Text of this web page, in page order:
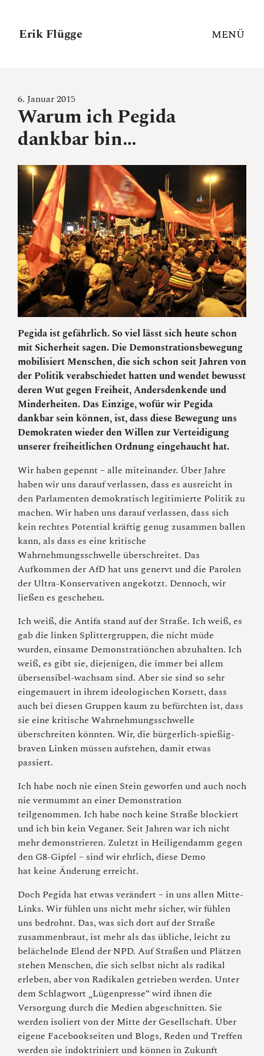
Erik Flügge MENÜ
6. Januar 2015
Warum ich Pegida
dankbar bin…
Pegida ist gefährlich. So viel lässt sich heute schon
mit Sicherheit sagen. Die Demonstrationsbewegung
mobilisiert Menschen, die sich schon seit Jahren von
der Politik verabschiedet hatten und wendet bewusst
deren Wut gegen Freiheit, Andersdenkende und
Minderheiten. Das Einzige, wofür wir Pegida
dankbar sein können, ist, dass diese Bewegung uns
Demokraten wieder den Willen zur Verteidigung
unserer freiheitlichen Ordnung eingehaucht hat.
Wir haben gepennt – alle miteinander. Über Jahre
haben wir uns darauf verlassen, dass es ausreicht in
den Parlamenten demokratisch legitimierte Politik zu
machen. Wir haben uns darauf verlassen, dass sich
kein rechtes Potential kräftig genug zusammen ballen
kann, als dass es eine kritische
Wahrnehmungsschwelle überschreitet. Das
Aufkommen der AfD hat uns genervt und die Parolen
der Ultra-Konservativen angekotzt. Dennoch, wir
ließen es geschehen.
Ich weiß, die Antifa stand auf der Straße. Ich weiß, es
gab die linken Splittergruppen, die nicht müde
wurden, einsame Demonstratiönchen abzuhalten. Ich
weiß, es gibt sie, diejenigen, die immer bei allem
übersensibel-wachsam sind. Aber sie sind so sehr
eingemauert in ihrem ideologischen Korsett, dass
auch bei diesen Gruppen kaum zu befürchten ist, dass
sie eine kritische Wahrnehmungsschwelle
überschreiten könnten. Wir, die bürgerlich-spießig-
braven Linken müssen aufstehen, damit etwas
passiert.
Ich habe noch nie einen Stein geworfen und auch noch
nie vermummt an einer Demonstration
teilgenommen. Ich habe noch keine Straße blockiert
und ich bin kein Veganer. Seit Jahren war ich nicht
mehr demonstrieren. Zuletzt in Heiligendamm gegen
den G8-Gipfel – sind wir ehrlich, diese Demo
hat keine Änderung erreicht.
Doch Pegida hat etwas verändert – in uns allen Mitte-
Links. Wir fühlen uns nicht mehr sicher, wir fühlen
uns bedrohnt. Das, was sich dort auf der Straße
zusammenbraut, ist mehr als das übliche, leicht zu
belächelnde Elend der NPD. Auf Straßen und Plätzen
stehen Menschen, die sich selbst nicht als radikal
erleben, aber von Radikalen getrieben werden. Unter
dem Schlagwort „Lügenpresse“ wird ihnen die
Versorgung durch die Medien abgeschnitten. Sie
werden isoliert von der Mitte der Gesellschaft. Über
eigene Facebookseiten und Blogs, Reden und Treffen
werden sie indoktriniert und können in Zukunft